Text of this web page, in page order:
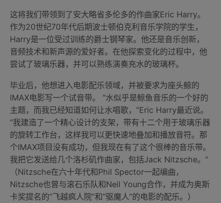
这将我们带领到了安大略省多伦多的作曲家Eric Harry。
作为20世纪70年代后期波士顿伯克利音乐学院的学生，
Harry是一位受过训练的爵士钢琴家。他还是音乐创新，
音频技术和新声源的爱好者。在他探索变化的过程中，他
尝试了玻璃乐器，并可以熟练演奏充水的玻璃杯。
毕业后，他想进入电影配乐领域，并被要求为座头鲸的
IMAX电影写一个试音带。 “水似乎是鲸鱼音乐的一个好的
主题，而我已经知道如何让水唱歌，”Eric Harry最近说。
“我建造了一个精心设计的支架，带有十二个用于玻璃乐器
的旋转工作台，这样我可以更快速地叠加和播放音符。那
个IMAX项目没有成功，但我现在有了这个很棒的音乐带。
我把它发送给几个洛杉矶作曲家，包括Jack Nitzsche。”
（Nitzsche在六十年代和Phil Spector一起编曲，
Nitzsche也曾与滚石乐队和Neil Young合作，并成为奥斯
卡奖提名的“飞越疯人院”和“驱魔人”的电影的配乐。）